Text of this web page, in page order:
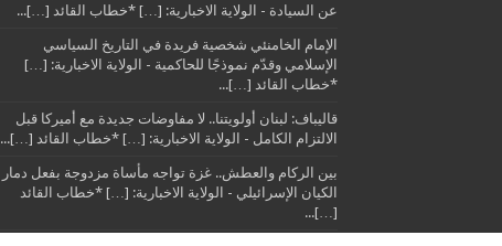
عن السيادة - الولاية الاخبارية: […] *خطاب القائد […]...
الإمام الخامنئي شخصية فريدة في التاريخ السياسي
الإسلامي وقدّم نموذجًا للحاكمية - الولاية الاخبارية: […]
*خطاب القائد […]...
قاليباف: لبنان أولويتنا.. لا مفاوضات جديدة مع أميركا قبل
الالتزام الكامل - الولاية الاخبارية: […] *خطاب القائد […]...
بين الركام والعطش.. غزة تواجه مأساة مزدوجة بفعل دمار
الكيان الإسرائيلي - الولاية الاخبارية: […] *خطاب القائد
[…]...